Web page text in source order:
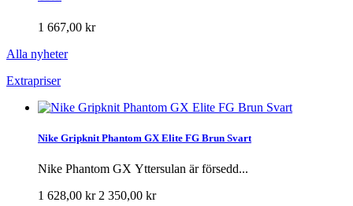
1 667,00 kr
Alla nyheter
Extrapriser
Nike Gripknit Phantom GX Elite FG Brun Svart
Nike Phantom GX Yttersulan är försedd...
1 628,00 kr 2 350,00 kr